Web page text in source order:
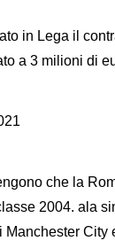
in Lega il
a 3 milioni di
che la
2004. ala
City